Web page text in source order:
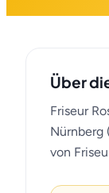
Über
Friseur
Nürnberg
von